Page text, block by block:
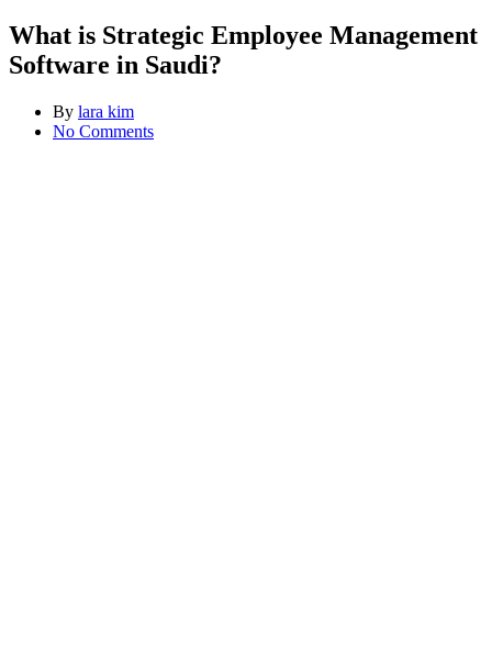
What is Strategic Employee Management
Software in Saudi?
By lara kim
No Comments